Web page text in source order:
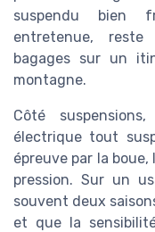
suspendu bien
entretenue,
bagages sur un
montagne.
Côté
électrique tout
épreuve par la
pression. Sur un
souvent deux
et que la